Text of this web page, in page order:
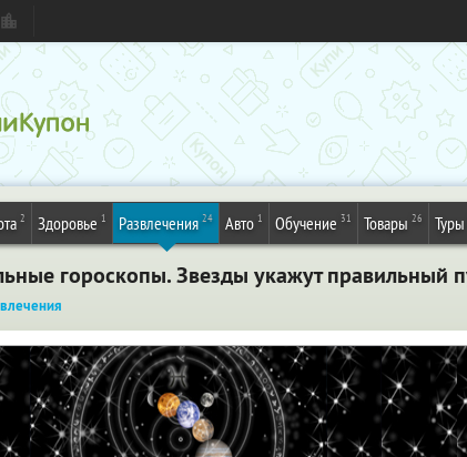
2 Здоровье 1 Развлечения 24 Авто 1 Обучение 31 Товары 26 Туры
гороскопы. Звезды укажут правильный